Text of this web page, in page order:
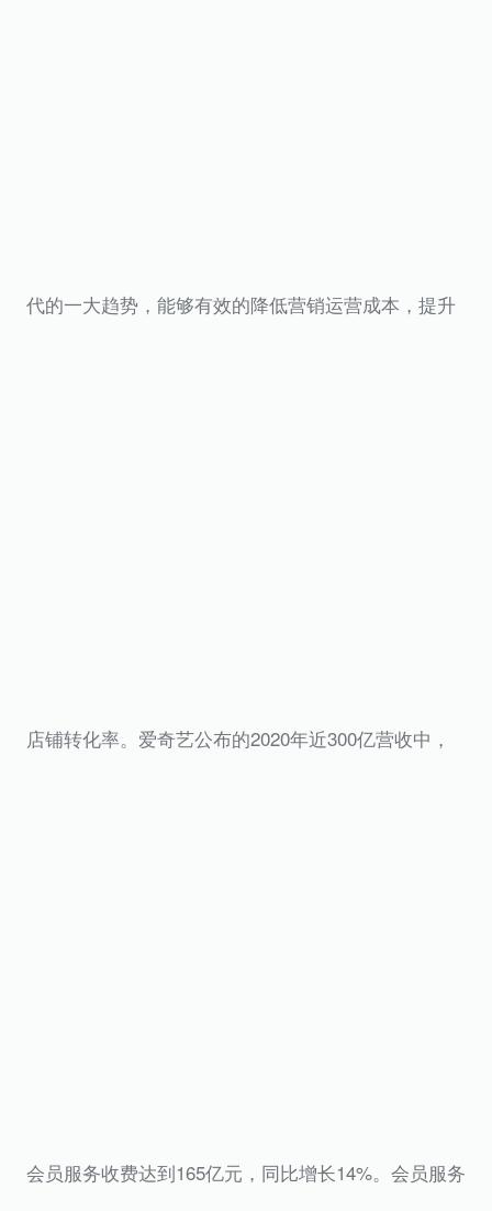
代的一大趋势，能够有效的降低营销运营成本，提升
店铺转化率。爱奇艺公布的2020年近300亿营收中，
会员服务收费达到165亿元，同比增长14%。会员服务